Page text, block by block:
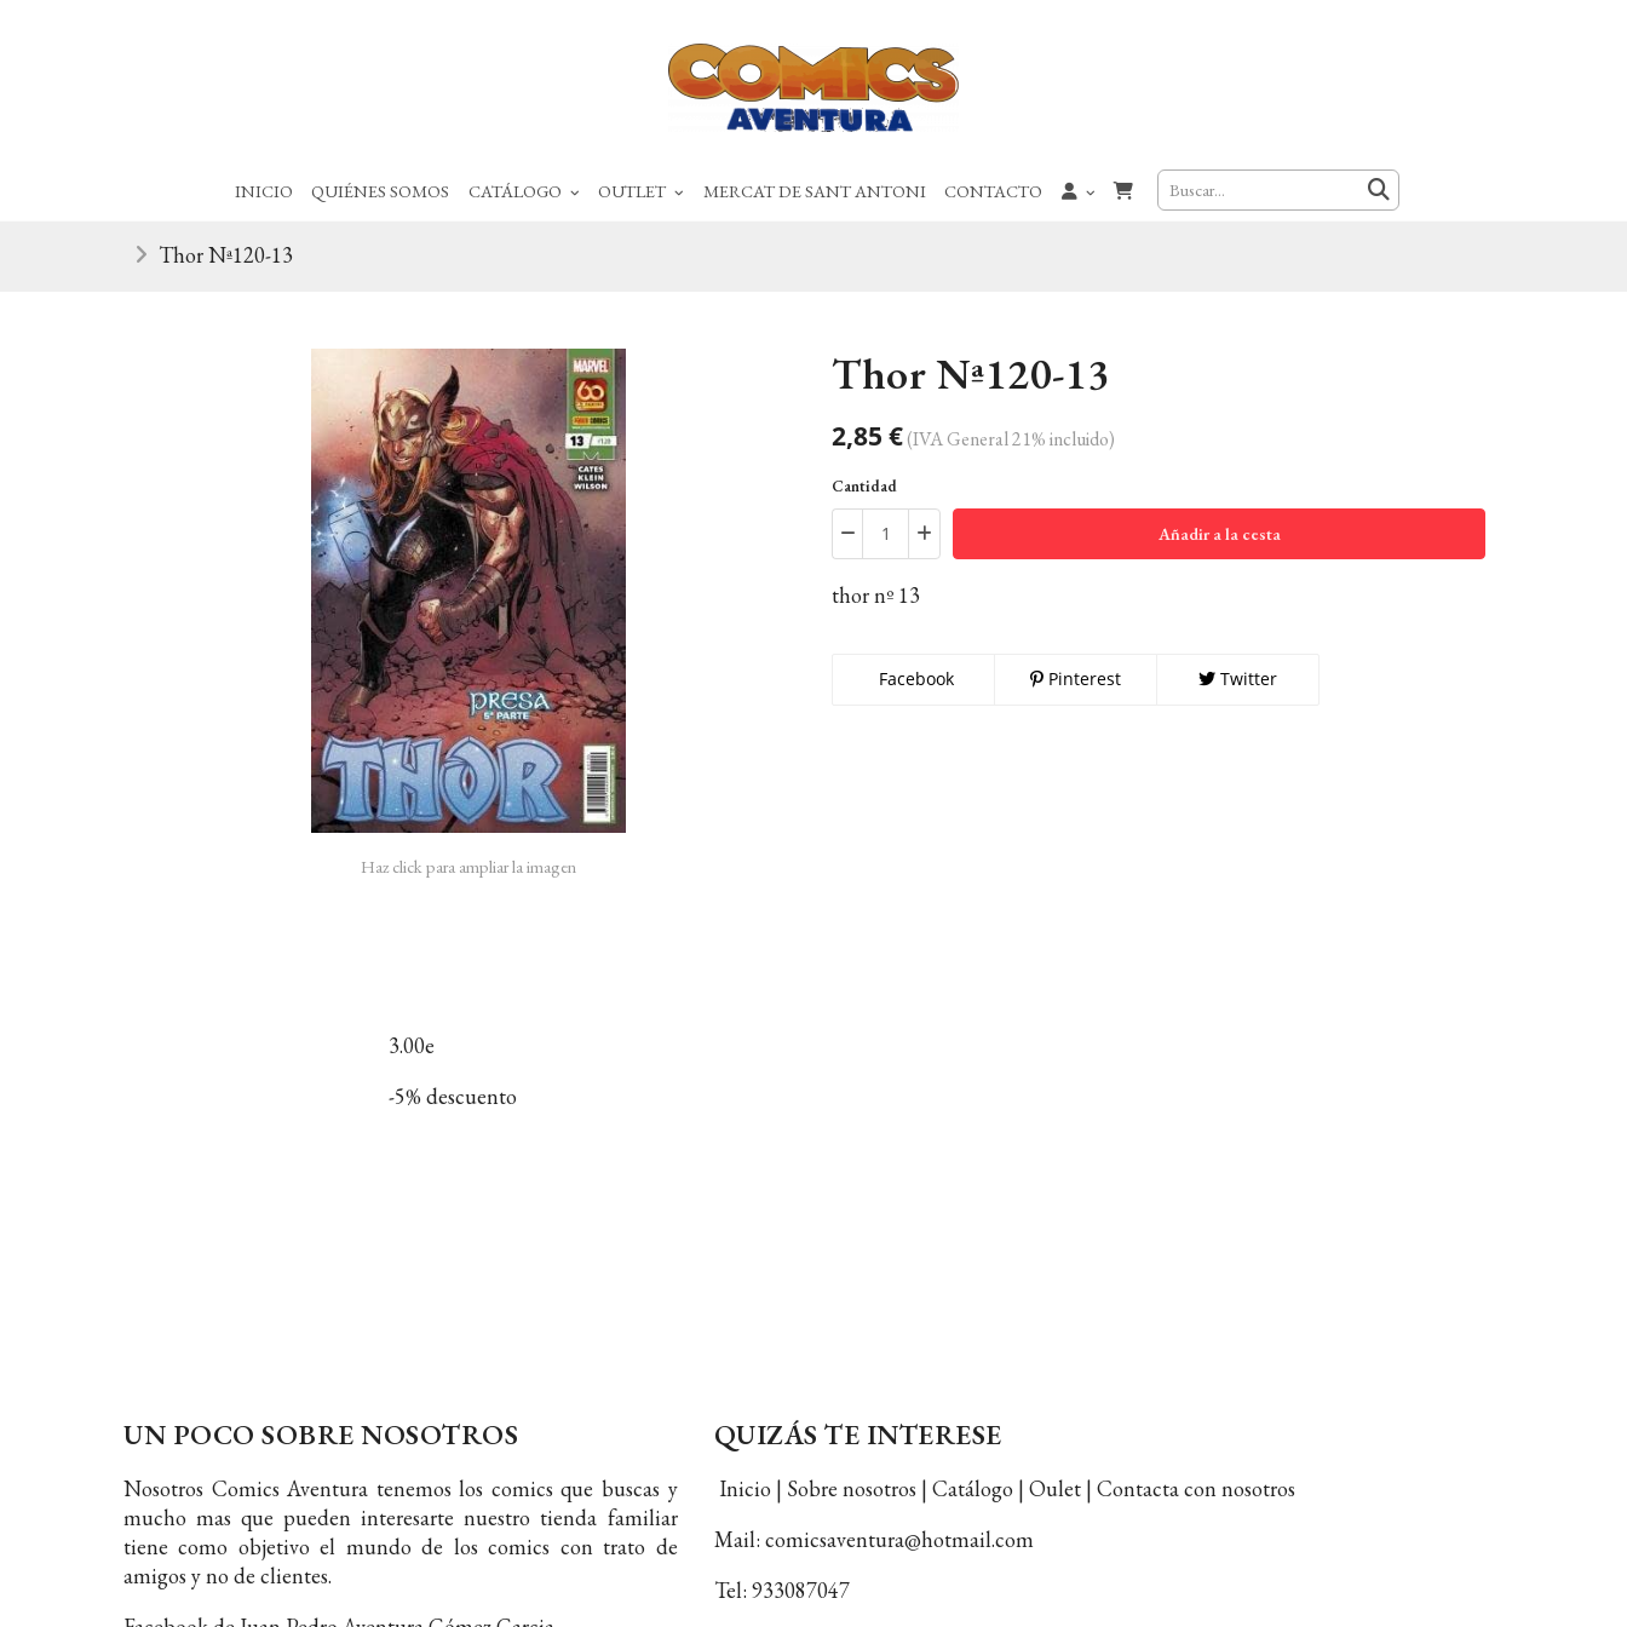
INICIO QUIÉNES SOMOS CATÁLOGO OUTLET MERCAT DE SANT ANTONI CONTACTO
Thor Nª120-13
Haz click para ampliar la imagen
Thor Nª120-13
2,85 €(IVA General 21% incluido)
Cantidad
Añadir a la cesta
thor nº 13
Facebook Pinterest Twitter
3.00e
-5% descuento
UN POCO SOBRE NOSOTROS
Nosotros Comics Aventura tenemos los comics que buscas y
mucho mas que pueden interesarte nuestro tienda familiar
tiene como objetivo el mundo de los comics con trato de
amigos y no de clientes.
QUIZÁS TE INTERESE
Inicio | Sobre nosotros | Catálogo | Oulet | Contacta con nosotros
Mail: comicsaventura@hotmail.com
Tel: 933087047